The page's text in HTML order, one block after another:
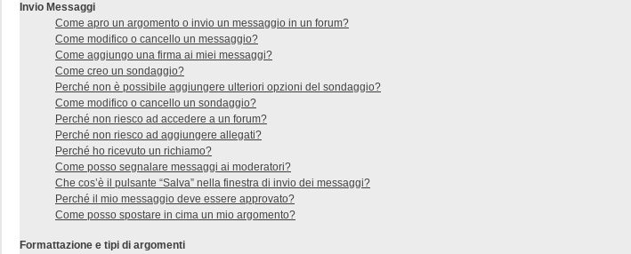
Invio Messaggi
Come apro un argomento o invio un messaggio in un forum?
Come modifico o cancello un messaggio?
Come aggiungo una firma ai miei messaggi?
Come creo un sondaggio?
Perché non è possibile aggiungere ulteriori opzioni del sondaggio?
Come modifico o cancello un sondaggio?
Perché non riesco ad accedere a un forum?
Perché non riesco ad aggiungere allegati?
Perché ho ricevuto un richiamo?
Come posso segnalare messaggi ai moderatori?
Che cos’è il pulsante “Salva” nella finestra di invio dei messaggi?
Perché il mio messaggio deve essere approvato?
Come posso spostare in cima un mio argomento?
Formattazione e tipi di argomenti